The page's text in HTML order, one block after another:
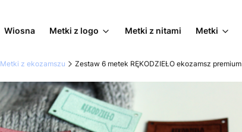
Wiosna Metki z logo Metki z nitami Metki
Metki z ekozamszu Zestaw 6 metek RĘKODZIEŁO ekozamsz premium